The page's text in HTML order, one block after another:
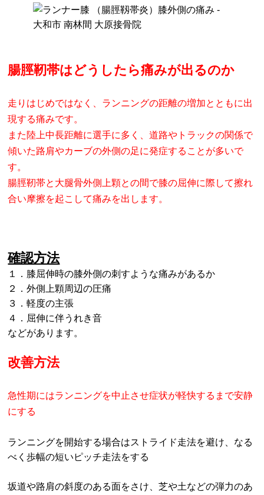
腸脛靭帯はどうしたら痛みが出るのか
走りはじめではなく、ランニングの距離の増加とともに出
現する痛みです。
また陸上中長距離に選手に多く、道路やトラックの関係で
傾いた路肩やカーブの外側の足に発症することが多いで
す。
腸脛靭帯と大腿骨外側上顆との間で膝の屈伸に際して擦れ
合い摩擦を起こして痛みを出します。
確認方法
１．膝屈伸時の膝外側の刺すような痛みがあるか
２．外側上顆周辺の圧痛
３．軽度の主張
４．屈伸に伴うれき音
などがあります。
改善方法
急性期にはランニングを中止させ症状が軽快するまで安静
にする
ランニングを開始する場合はストライド走法を避け、なる
べく歩幅の短いピッチ走法をする
坂道や路肩の斜度のある面をさけ、芝や土などの弾力のあ